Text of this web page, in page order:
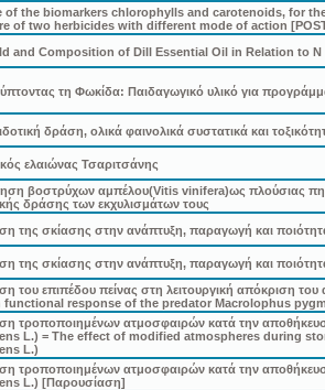
of the biomarkers chlorophylls and carotenoids, for
of two herbicides with different mode of action
and Composition of Dill Essential Oil in Relation to
τη Φωκίδα: Παιδαγωγικό υλικό για
δράση, ολικά φαινολικά συστατικά και
ελαιώνας Τσαριτσάνης
βοστρύχων αμπέλου(Vitis vinifera)ως πλούσιας
δράσης των εκχυλισμάτων τους
της σκίασης στην ανάπτυξη, παραγωγή και
της σκίασης στην ανάπτυξη, παραγωγή και
του επιπέδου πείνας στη λειτουργική απόκριση
functional response of the predator Macrolophus
τροποποιημένων ατμοσφαιρών κατά την
L.) = The effect of modified atmospheres during
L.)
τροποποιημένων ατμοσφαιρών κατά την
L.) [Παρουσίαση]